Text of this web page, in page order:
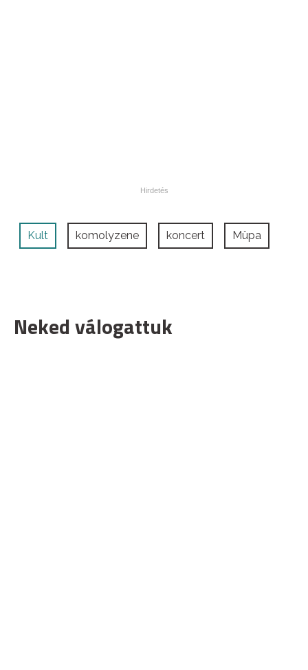
Kult komolyzene koncert Müpa
Neked válogattuk